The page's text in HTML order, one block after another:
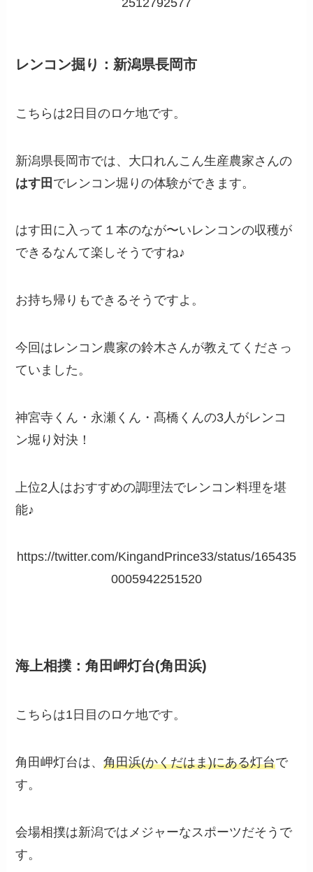
2512792577
レンコン掘り：新潟県長岡市
こちらは2日目のロケ地です。
新潟県長岡市では、大口れんこん生産農家さんの
はす田 でレンコン堀りの体験ができます。
はす田に入って１本のなが〜いレンコンの収穫が
できるなんて楽しそうですね♪
お持ち帰りもできるそうですよ。
今回はレンコン農家の鈴木さんが教えてくださっ
ていました。
神宮寺くん・永瀬くん・髙橋くんの3人がレンコ
ン堀り対決！
上位2人はおすすめの調理法でレンコン料理を堪
能♪
https://twitter.com/KingandPrince33/status/165435
0005942251520
海上相撲：角田岬灯台(角田浜)
こちらは1日目のロケ地です。
角田岬灯台は、角田浜(かくだはま)にある灯台で
す。
会場相撲は新潟ではメジャーなスポーツだそうで
す。